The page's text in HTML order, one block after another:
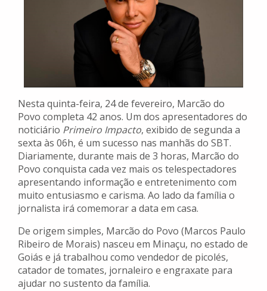
Nesta quinta-feira, 24 de fevereiro, Marcão do
Povo completa 42 anos. Um dos apresentadores do
noticiário Primeiro Impacto, exibido de segunda a
sexta às 06h, é um sucesso nas manhãs do SBT.
Diariamente, durante mais de 3 horas, Marcão do
Povo conquista cada vez mais os telespectadores
apresentando informação e entretenimento com
muito entusiasmo e carisma. Ao lado da família o
jornalista irá comemorar a data em casa.
De origem simples, Marcão do Povo (Marcos Paulo
Ribeiro de Morais) nasceu em Minaçu, no estado de
Goiás e já trabalhou como vendedor de picolés,
catador de tomates, jornaleiro e engraxate para
ajudar no sustento da família.